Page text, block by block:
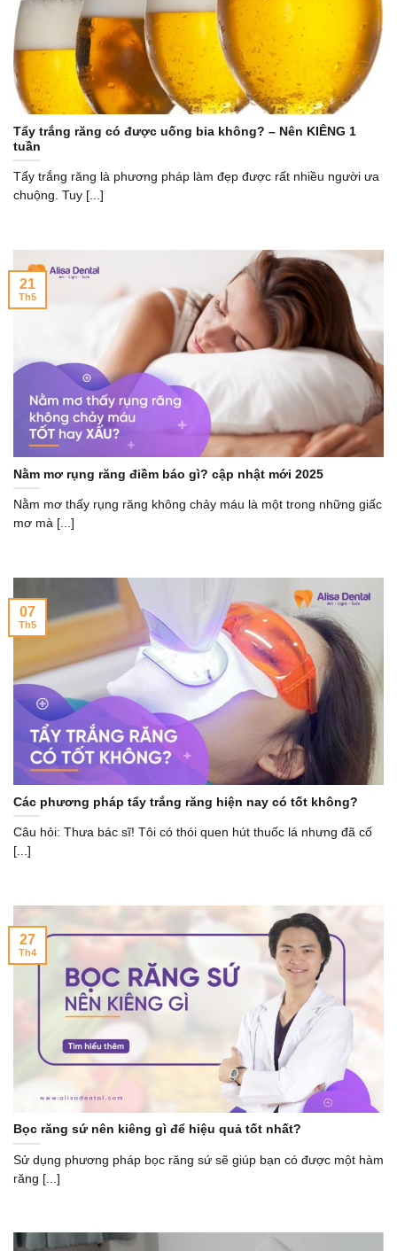
Tẩy trắng răng có được uống bia không? – Nên KIÊNG 1
tuần
Tẩy trắng răng là phương pháp làm đẹp được rất nhiều người ưa
chuộng. Tuy [...]
Nằm mơ rụng răng điềm báo gì? cập nhật mới 2025
Nằm mơ thấy rụng răng không chảy máu là một trong những giấc
mơ mà [...]
21
Th5
Các phương pháp tẩy trắng răng hiện nay có tốt không?
Câu hỏi: Thưa bác sĩ! Tôi có thói quen hút thuốc lá nhưng đã cố
[...]
07
Th5
Bọc răng sứ nên kiêng gì để hiệu quả tốt nhất?
Sử dụng phương pháp bọc răng sứ sẽ giúp bạn có được một hàm
răng [...]
27
Th4